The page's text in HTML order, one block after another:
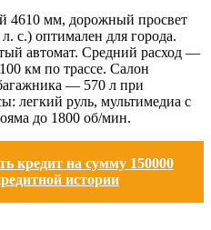
4610 мм, дорожный просвет
с.) оптимален для города.
автомат. Средний расход —
км по трассе. Салон
— 570 л при
легкий руль, мультимедиа с
до 1800 об/мин.
кредит на сумму 150000
истории